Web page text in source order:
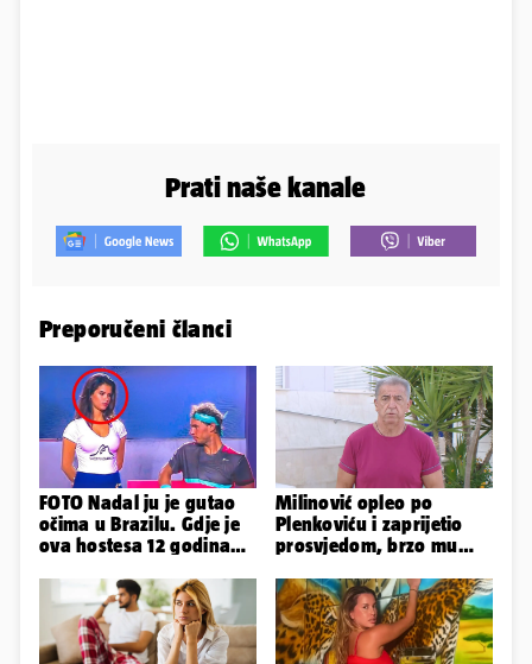
Prati naše kanale
Preporučeni članci
FOTO Nadal ju je gutao
očima u Brazilu. Gdje je
ova hostesa 12 godina
Milinović opleo po
Plenkoviću i zaprijetio
prosvjedom, brzo mu
Gospića